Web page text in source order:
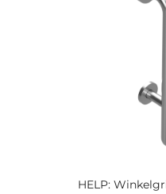
HELP: